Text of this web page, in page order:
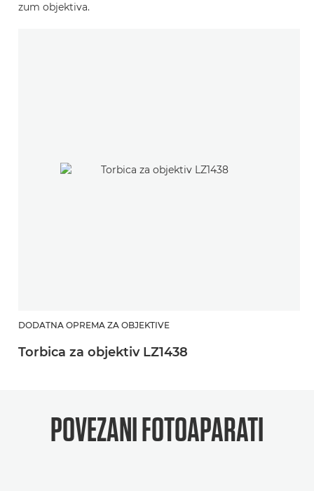
zum objektiva.
DODATNA OPREMA ZA OBJEKTIVE
Torbica za objektiv LZ1438
POVEZANIFOTOAPARATI